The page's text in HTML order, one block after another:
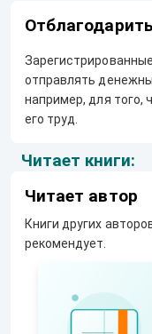
отправлять
например, для того,
его труд.
Читает книги:
Читает автор
Книги других
рекомендует.